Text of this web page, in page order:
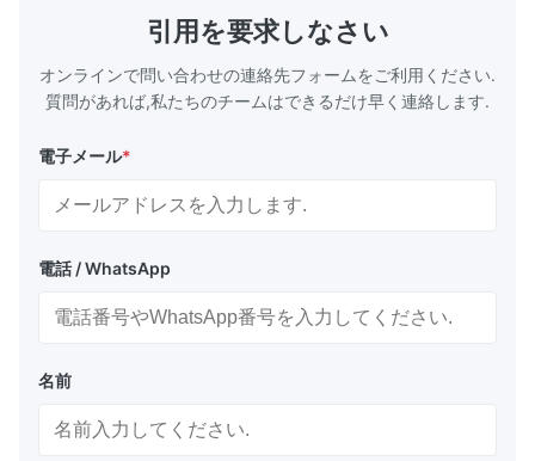
引用を要求しなさい
オンラインで問い合わせの連絡先フォームをご利用ください.
質問があれば,私たちのチームはできるだけ早く連絡します.
電子メール*
電話 / WhatsApp
名前